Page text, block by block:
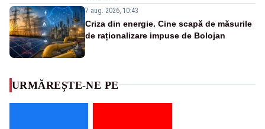
7 aug. 2026, 10:43
Criza din energie. Cine scapă de măsurile
de raționalizare impuse de Bolojan
URMĂREȘTE-NE PE